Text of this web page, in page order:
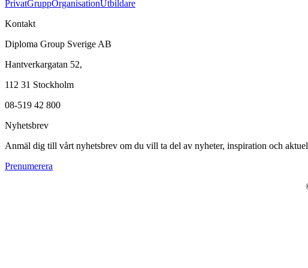
PrivatGruppOrganisationUtbildare
Kontakt
Diploma Group Sverige AB
Hantverkargatan 52,
112 31 Stockholm
08-519 42 800
Nyhetsbrev
Anmäl dig till vårt nyhetsbrev om du vill ta del av nyheter, inspiration och
Prenumerera